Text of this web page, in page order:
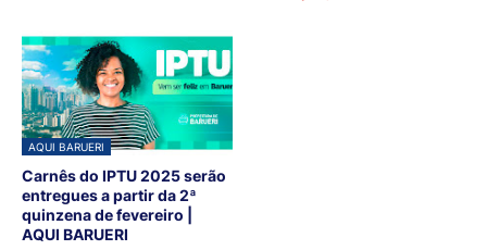
AQUI BARUERI
Carnês do IPTU 2025 serão
entregues a partir da 2ª
quinzena de fevereiro |
AQUI BARUERI